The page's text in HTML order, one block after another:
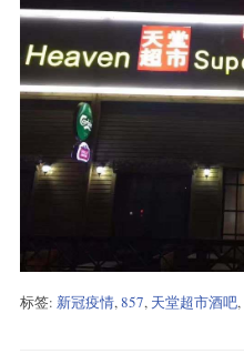
标签: 新冠疫情,857, 天堂超市酒吧,